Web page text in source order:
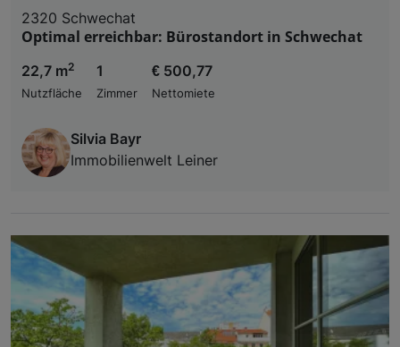
2320 Schwechat
Optimal erreichbar: Bürostandort in Schwechat
22,7 m2
Nutzfläche
1
Zimmer
€ 500,77
Nettomiete
Silvia Bayr
Immobilienwelt Leiner